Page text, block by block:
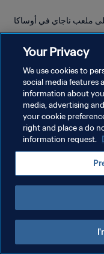
على ملعب ناجاي في أوساكا
Your Privacy
We use cookies to
social media features
information about
media, advertising
your cookie
right and place a do
information request.